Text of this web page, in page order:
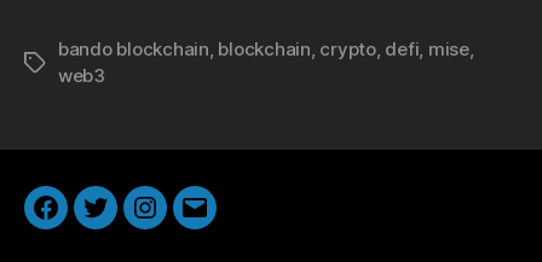
Tag
bando blockchain blockchain crypto, defi mise,
web3
Facebook
TwitterInstagram
Email